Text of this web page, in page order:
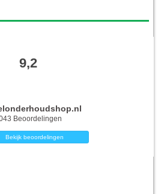
9,2
Beoordelingen
Bekijk beoordelingen